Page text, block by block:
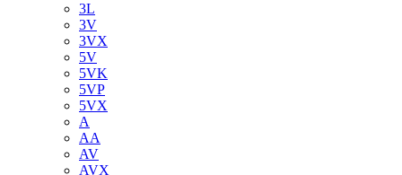
3L
3V
3VX
5V
5VK
5VP
5VX
A
AA
AV
AVX